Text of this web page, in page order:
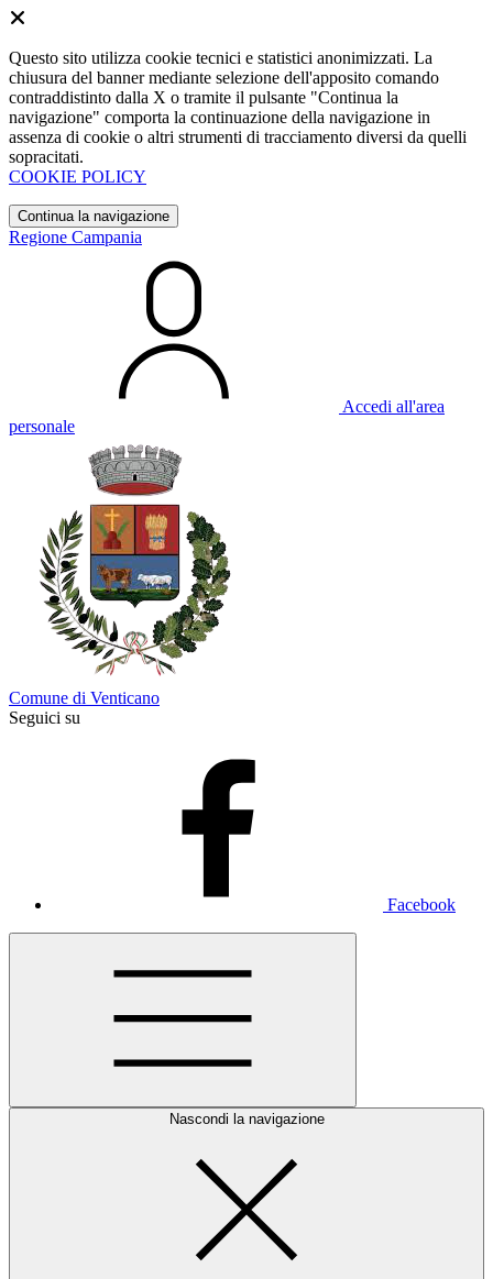
Questo sito utilizza cookie tecnici e statistici anonimizzati. La
chiusura del banner mediante selezione dell'apposito comando
contraddistinto dalla X o tramite il pulsante "Continua la
navigazione" comporta la continuazione della navigazione in
assenza di cookie o altri strumenti di tracciamento diversi da quelli
sopracitati.
COOKIE POLICY
Continua la navigazione
Regione Campania
Accedi all'area
personale
Comune di Venticano
Seguici su
Facebook
Nascondi la navigazione